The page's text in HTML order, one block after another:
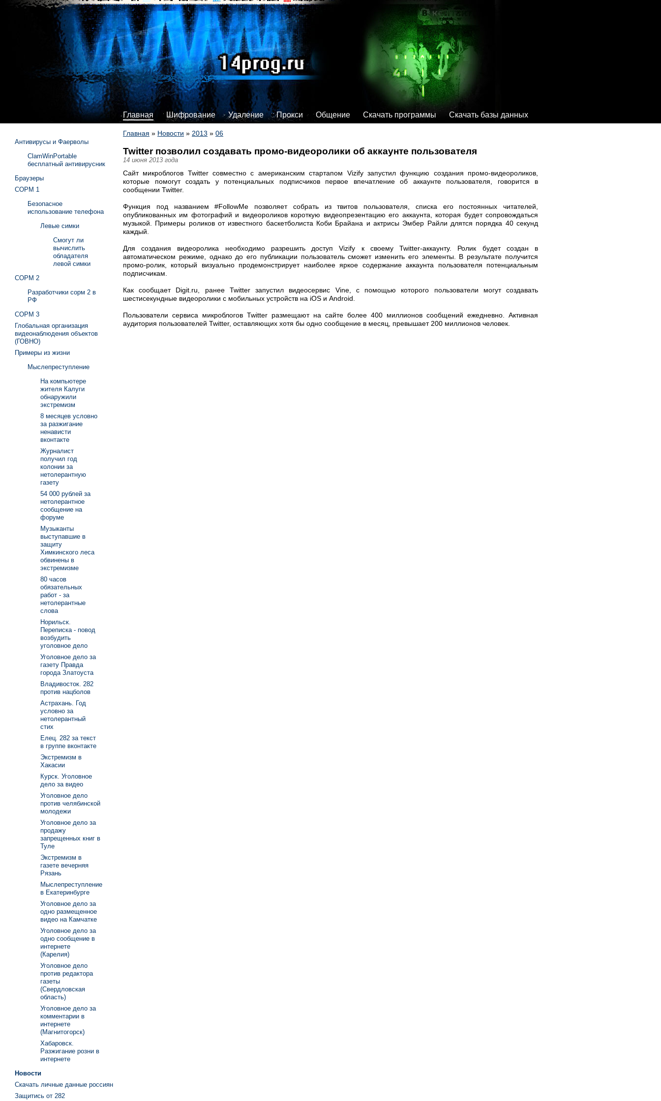
Главная Шифрование Удаление Прокси Общение Скачать программы Скачать базы данных
Главная » Новости » 2013 » 06
Twitter позволил создавать промо-видеоролики об аккаунте пользователя
14 июня 2013 года
Cайт микроблогов Twitter совместно с американским стартапом Vizify запустил функцию создания промо-видеороликов,
которые помогут создать у потенциальных подписчиков первое впечатление об аккаунте пользователя, говорится в
сообщении Twitter.
Функция под названием #FollowMe позволяет собрать из твитов пользователя, списка его постоянных читателей,
опубликованных им фотографий и видеороликов короткую видеопрезентацию его аккаунта, которая будет сопровождаться
музыкой. Примеры роликов от известного баскетболиста Коби Брайана и актрисы Эмбер Райли длятся порядка 40 секунд
каждый.
Для создания видеоролика необходимо разрешить доступ Vizify к своему Twitter-аккаунту. Ролик будет создан в
автоматическом режиме, однако до его публикации пользователь сможет изменить его элементы. В результате получится
промо-ролик, который визуально продемонстрирует наиболее яркое содержание аккаунта пользователя потенциальным
подписчикам.
Как сообщает Digit.ru, ранее Twitter запустил видеосервис Vine, с помощью которого пользователи могут создавать
шестисекундные видеоролики с мобильных устройств на iOS и Android.
Пользователи сервиса микроблогов Twitter размещают на сайте более 400 миллионов сообщений ежедневно. Активная
аудитория пользователей Twitter, оставляющих хотя бы одно сообщение в месяц, превышает 200 миллионов человек.
Антивирусы и Фаерволы
ClamWinPortable
бесплатный антивирусник
Браузеры
СОРМ 1
Безопасное
использование телефона
Левые симки
Смогут ли
вычислить
обладателя
левой симки
СОРМ 2
Разработчики сорм 2 в
РФ
СОРМ 3
Глобальная организация
видеонаблюдения объектов
(ГОВНО)
Примеры из жизни
Мыслепреступление
На компьютере
жителя Калуги
обнаружили
экстремизм
8 месяцев условно
за разжигание
ненависти
вконтакте
Журналист
получил год
колонии за
нетолерантную
газету
54 000 рублей за
нетолерантное
сообщение на
форуме
Музыканты
выступавшие в
защиту
Химкинского леса
обвинены в
экстремизме
80 часов
обязательных
работ - за
нетолерантные
слова
Норильск.
Переписка - повод
возбудить
уголовное дело
Уголовное дело за
газету Правда
города Златоуста
Владивосток. 282
против нацболов
Астрахань. Год
условно за
нетолерантный
стих
Елец. 282 за текст
в группе вконтакте
Экстремизм в
Хакасии
Курск. Уголовное
дело за видео
Уголовное дело
против челябинской
молодежи
Уголовное дело за
продажу
запрещенных книг в
Туле
Экстремизм в
газете вечерняя
Рязань
Мыслепреступление
в Екатеринбурге
Уголовное дело за
одно размещенное
видео на Камчатке
Уголовное дело за
одно сообщение в
интернете
(Карелия)
Уголовное дело
против редактора
газеты
(Свердловская
область)
Уголовное дело за
комментарии в
интернете
(Магнитогорск)
Хабаровск.
Разжигание розни в
интернете
Новости
Скачать личные данные россиян
Защитись от 282